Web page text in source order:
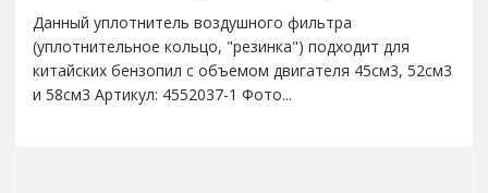
Данный уплотнитель воздушного фильтра
(уплотнительное кольцо, "резинка") подходит для
китайских бензопил с объемом двигателя 45см3, 52см3
и 58см3 Артикул: 4552037-1 Фото...